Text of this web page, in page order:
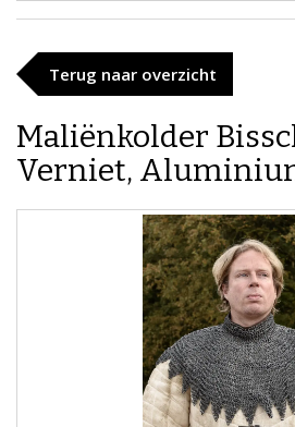
Terug naar overzicht
Maliënkolder
Verniet,